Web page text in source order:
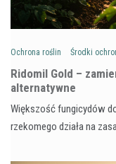
Ochrona roślin Środki
Ridomil Gold –
alternatywne
Większość fungicydów
rzekomego działa na